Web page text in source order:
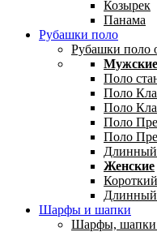
Козырек
Панама
Рубашки поло
Рубашки поло
Поло
Поло
Поло
Поло
Поло
Длинный
Женские
Длинный
Шарфы и шапки
Шарфы, шапки